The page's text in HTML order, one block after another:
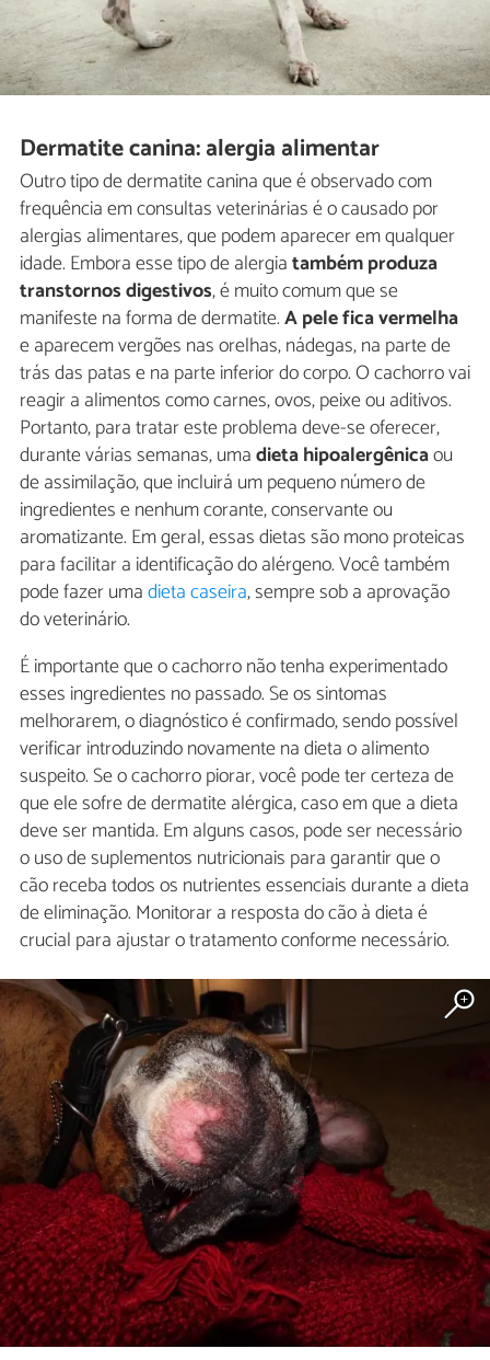
Dermatite canina: alergia alimentar
Outro tipo de dermatite canina que é observado com
frequência em consultas veterinárias é o causado por
alergias alimentares, que podem aparecer em qualquer
idade. Embora esse tipo de alergiatambém produza
transtornos digestivos, é muito comum que se
manifeste na forma de dermatite.A pele fica vermelha
e aparecem vergões nas orelhas, nádegas, na parte de
trás das patas e na parte inferior do corpo. O cachorro vai
reagir a alimentos como carnes, ovos, peixe ou aditivos.
Portanto, para tratar este problema deve-se oferecer,
durante várias semanas, umadieta hipoalergênicaou
de assimilação, que incluirá um pequeno número de
ingredientes e nenhum corante, conservante ou
aromatizante. Em geral, essas dietas são mono proteicas
para facilitar a identificação do alérgeno. Você também
pode fazer umadieta caseira, sempre sob a aprovação
do veterinário.
É importante que o cachorro não tenha experimentado
esses ingredientes no passado. Se os sintomas
melhorarem, o diagnóstico é confirmado, sendo possível
verificar introduzindo novamente na dieta o alimento
suspeito. Se o cachorro piorar, você pode ter certeza de
que ele sofre de dermatite alérgica, caso em que a dieta
deve ser mantida. Em alguns casos, pode ser necessário
o uso de suplementos nutricionais para garantir que o
cão receba todos os nutrientes essenciais durante a dieta
de eliminação. Monitorar a resposta do cão à dieta é
crucial para ajustar o tratamento conforme necessário.